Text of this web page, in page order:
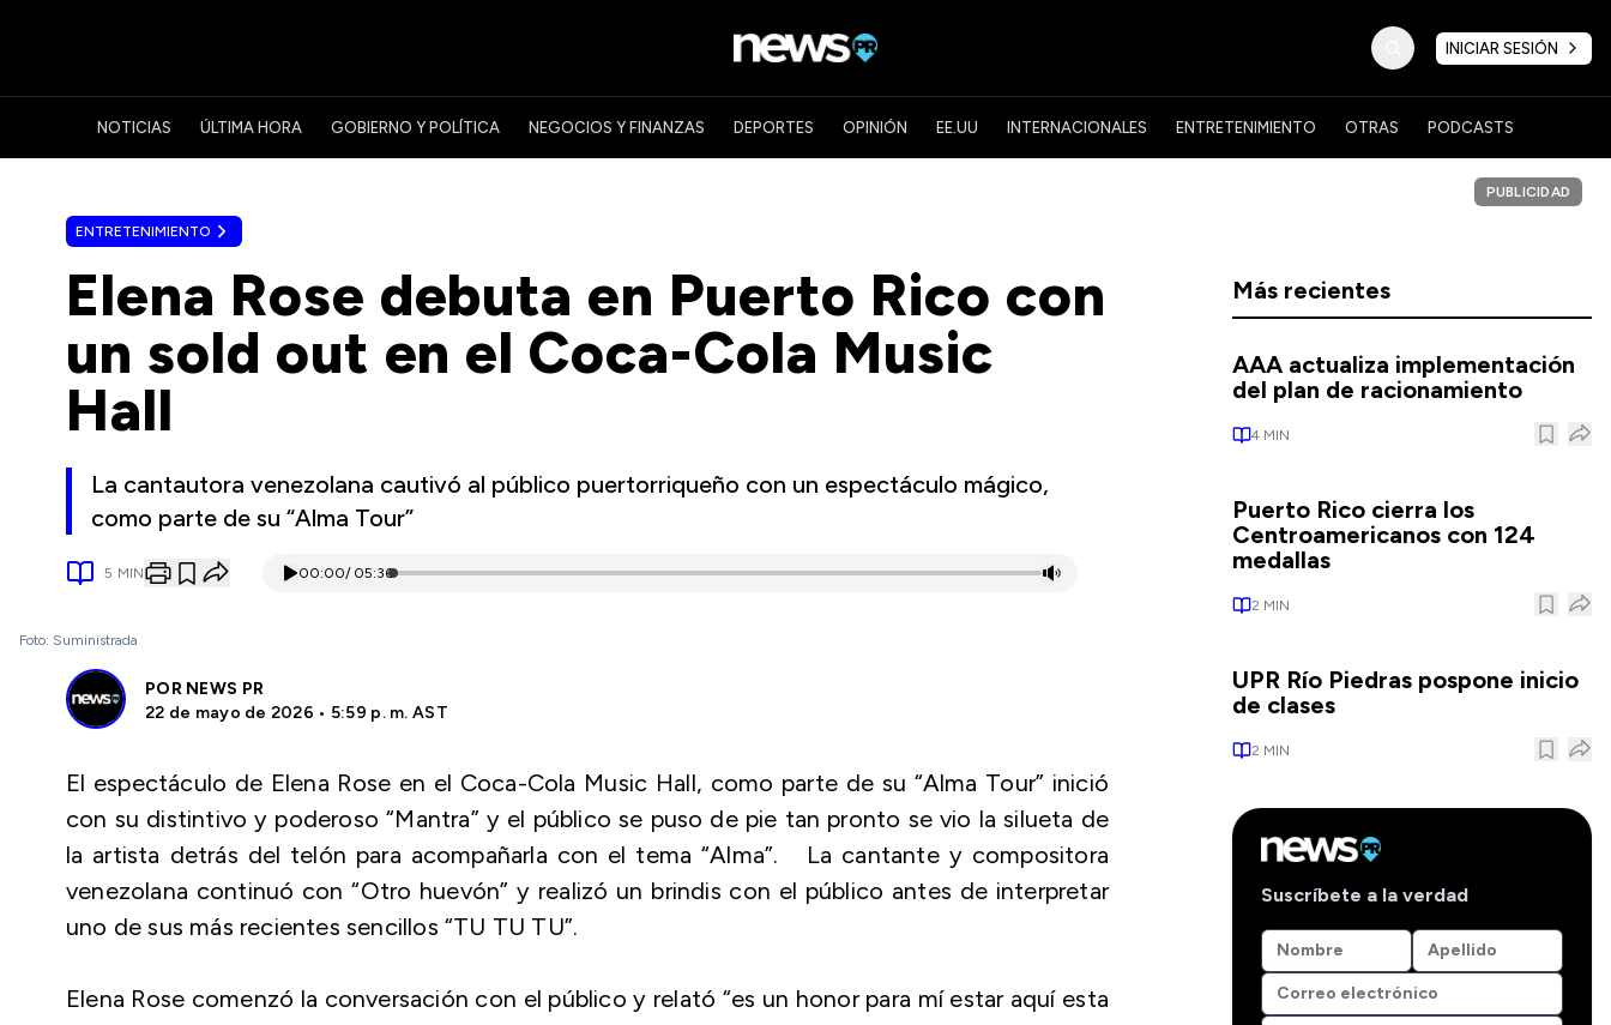
INICIAR SESIÓN
NOTICIAS ÚLTIMA HORA GOBIERNO Y POLÍTICA NEGOCIOS Y FINANZAS DEPORTES OPINIÓN EE.UU INTERNACIONALES ENTRETENIMIENTO OTRAS PODCASTS
ENTRETENIMIENTO
Elena Rose debuta en Puerto Rico con
un sold out en el Coca-Cola Music
Hall
La cantautora venezolana cautivó al público puertorriqueño con un espectáculo mágico,
como parte de su “Alma Tour”
5 MIN 00:00/ 05:36
Foto: Suministrada
POR NEWS PR
22 de mayo de 2026 • 5:59 p. m. AST
El espectáculo de Elena Rose en el Coca-Cola Music Hall, como parte de su “Alma Tour” inició
con su distintivo y poderoso “Mantra” y el público se puso de pie tan pronto se vio la silueta de
la artista detrás del telón para acompañarla con el tema “Alma”. La cantante y compositora
venezolana continuó con “Otro huevón” y realizó un brindis con el público antes de interpretar
uno de sus más recientes sencillos “TU TU TU”.
Elena Rose comenzó la conversación con el público y relató “es un honor para mí estar aquí esta
PUBLICIDAD
Más recientes
AAA actualiza implementación
del plan de racionamiento
4 MIN
Puerto Rico cierra los
Centroamericanos con 124
medallas
2 MIN
UPR Río Piedras pospone inicio
de clases
2 MIN
Suscríbete a la verdad